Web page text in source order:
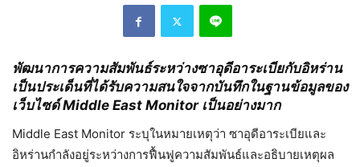
พัฒนาการความสัมพันธ์ระหว่างซาอุดีอาระเบียกับอิหร่าน
เป็นประเด็นที่ได้รับความสนใจจากบันทึกในฐานข้อมูลของ
เว็บไซด์Middle East Monitor เป็นอย่างมาก
Middle East Monitor ระบุในหมายเหตุว่า ซาอุดีอาระเบียและ
อิหร่านกำลังอยู่ระหว่างการฟื้นฟูความสัมพันธ์และอธิบายเหตุผล